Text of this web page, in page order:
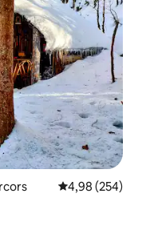
Prosečna
4,98 (254)